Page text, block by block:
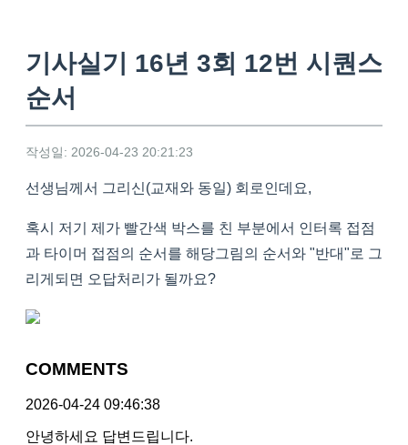
기사실기 16년 3회 12번 시퀀스
순서
작성일: 2026-04-23 20:21:23
선생님께서 그리신(교재와 동일) 회로인데요,
혹시 저기 제가 빨간색 박스를 친 부분에서 인터록 접점
과 타이머 접점의 순서를 해당그림의 순서와 "반대"로 그
리게되면 오답처리가 될까요?
COMMENTS
2026-04-24 09:46:38
안녕하세요 답변드립니다.